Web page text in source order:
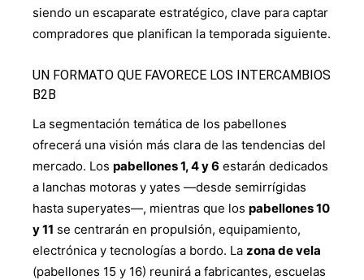
siendo un escaparate estratégico, clave para captar
compradores que planifican la temporada siguiente.
UN FORMATO QUE FAVORECE LOS INTERCAMBIOS
B2B
La segmentación temática de los pabellones
ofrecerá una visión más clara de las tendencias del
mercado. Los pabellones 1, 4 y 6 estarán dedicados
a lanchas motoras y yates —desde semirrígidas
hasta superyates—, mientras que los pabellones 10
y 11 se centrarán en propulsión, equipamiento,
electrónica y tecnologías a bordo. La zona de vela
(pabellones 15 y 16) reunirá a fabricantes, escuelas